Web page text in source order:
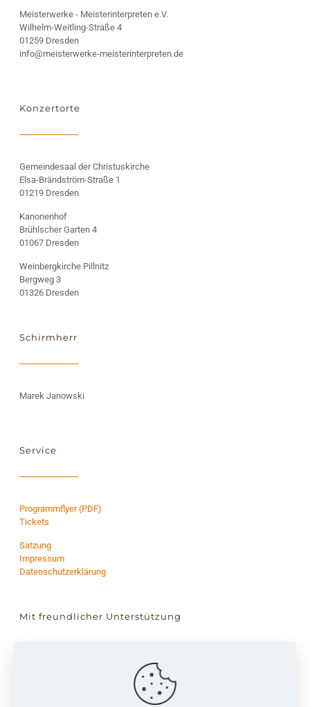
Meisterwerke - Meisterinterpreten e.V.
Wilhelm-Weitling-Straße 4
01259 Dresden
info@meisterwerke-meisterinterpreten.de
Konzertorte
Gemeindesaal der Christuskirche
Elsa-Brändström-Straße 1
01219 Dresden
Kanonenhof
Brühlscher Garten 4
01067 Dresden
Weinbergkirche Pillnitz
Bergweg 3
01326 Dresden
Schirmherr
Marek Janowski
Service
Programmflyer (PDF)
Tickets
Satzung
Impressum
Datenschutzerklärung
Mit freundlicher Unterstützung